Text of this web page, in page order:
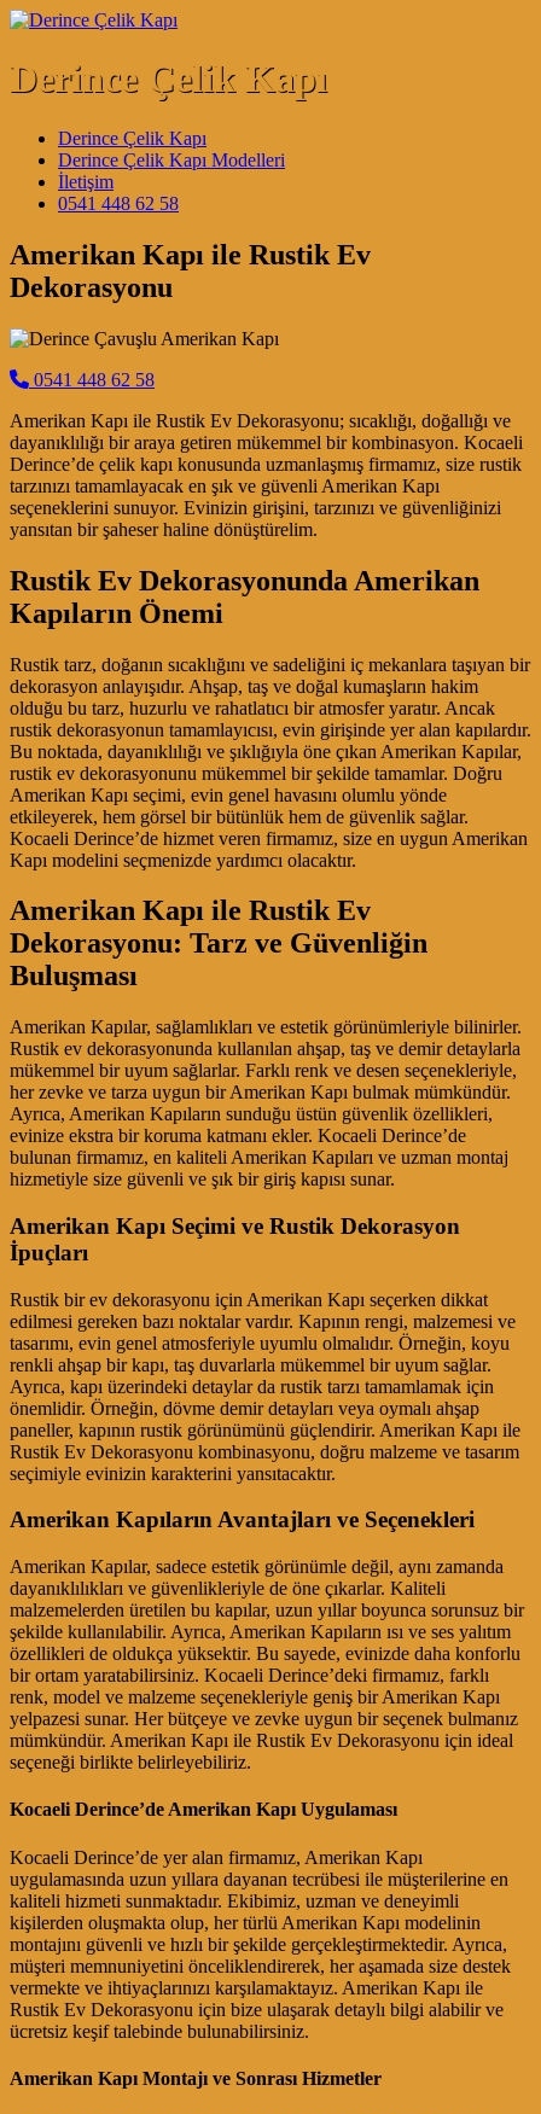
Skip to content
Derince Çelik Kapı
Main Navigation
Derince Çelik Kapı
Derince Çelik Kapı Modelleri
İletişim
0541 448 62 58
Amerikan Kapı ile Rustik Ev
Dekorasyonu
0541 448 62 58
Amerikan Kapı ile Rustik Ev Dekorasyonu; sıcaklığı, doğallığı ve
dayanıklılığı bir araya getiren mükemmel bir kombinasyon. Kocaeli
Derince’de çelik kapı konusunda uzmanlaşmış firmamız, size rustik
tarzınızı tamamlayacak en şık ve güvenli Amerikan Kapı
seçeneklerini sunuyor. Evinizin girişini, tarzınızı ve güvenliğinizi
yansıtan bir şaheser haline dönüştürelim.
Rustik Ev Dekorasyonunda Amerikan
Kapıların Önemi
Rustik tarz, doğanın sıcaklığını ve sadeliğini iç mekanlara taşıyan bir
dekorasyon anlayışıdır. Ahşap, taş ve doğal kumaşların hakim
olduğu bu tarz, huzurlu ve rahatlatıcı bir atmosfer yaratır. Ancak
rustik dekorasyonun tamamlayıcısı, evin girişinde yer alan kapılardır.
Bu noktada, dayanıklılığı ve şıklığıyla öne çıkan Amerikan Kapılar,
rustik ev dekorasyonunu mükemmel bir şekilde tamamlar. Doğru
Amerikan Kapı seçimi, evin genel havasını olumlu yönde
etkileyerek, hem görsel bir bütünlük hem de güvenlik sağlar.
Kocaeli Derince’de hizmet veren firmamız, size en uygun Amerikan
Kapı modelini seçmenizde yardımcı olacaktır.
Amerikan Kapı ile Rustik Ev
Dekorasyonu: Tarz ve Güvenliğin
Buluşması
Amerikan Kapılar, sağlamlıkları ve estetik görünümleriyle bilinirler.
Rustik ev dekorasyonunda kullanılan ahşap, taş ve demir detaylarla
mükemmel bir uyum sağlarlar. Farklı renk ve desen seçenekleriyle,
her zevke ve tarza uygun bir Amerikan Kapı bulmak mümkündür.
Ayrıca, Amerikan Kapıların sunduğu üstün güvenlik özellikleri,
evinize ekstra bir koruma katmanı ekler. Kocaeli Derince’de
bulunan firmamız, en kaliteli Amerikan Kapıları ve uzman montaj
hizmetiyle size güvenli ve şık bir giriş kapısı sunar.
Amerikan Kapı Seçimi ve Rustik Dekorasyon
İpuçları
Rustik bir ev dekorasyonu için Amerikan Kapı seçerken dikkat
edilmesi gereken bazı noktalar vardır. Kapının rengi, malzemesi ve
tasarımı, evin genel atmosferiyle uyumlu olmalıdır. Örneğin, koyu
renkli ahşap bir kapı, taş duvarlarla mükemmel bir uyum sağlar.
Ayrıca, kapı üzerindeki detaylar da rustik tarzı tamamlamak için
önemlidir. Örneğin, dövme demir detayları veya oymalı ahşap
paneller, kapının rustik görünümünü güçlendirir. Amerikan Kapı ile
Rustik Ev Dekorasyonu kombinasyonu, doğru malzeme ve tasarım
seçimiyle evinizin karakterini yansıtacaktır.
Amerikan Kapıların Avantajları ve Seçenekleri
Amerikan Kapılar, sadece estetik görünümle değil, aynı zamanda
dayanıklılıkları ve güvenlikleriyle de öne çıkarlar. Kaliteli
malzemelerden üretilen bu kapılar, uzun yıllar boyunca sorunsuz bir
şekilde kullanılabilir. Ayrıca, Amerikan Kapıların ısı ve ses yalıtım
özellikleri de oldukça yüksektir. Bu sayede, evinizde daha konforlu
bir ortam yaratabilirsiniz. Kocaeli Derince’deki firmamız, farklı
renk, model ve malzeme seçenekleriyle geniş bir Amerikan Kapı
yelpazesi sunar. Her bütçeye ve zevke uygun bir seçenek bulmanız
mümkündür. Amerikan Kapı ile Rustik Ev Dekorasyonu için ideal
seçeneği birlikte belirleyebiliriz.
Kocaeli Derince’de Amerikan Kapı Uygulaması
Kocaeli Derince’de yer alan firmamız, Amerikan Kapı
uygulamasında uzun yıllara dayanan tecrübesi ile müşterilerine en
kaliteli hizmeti sunmaktadır. Ekibimiz, uzman ve deneyimli
kişilerden oluşmakta olup, her türlü Amerikan Kapı modelinin
montajını güvenli ve hızlı bir şekilde gerçekleştirmektedir. Ayrıca,
müşteri memnuniyetini önceliklendirerek, her aşamada size destek
vermekte ve ihtiyaçlarınızı karşılamaktayız. Amerikan Kapı ile
Rustik Ev Dekorasyonu için bize ulaşarak detaylı bilgi alabilir ve
ücretsiz keşif talebinde bulunabilirsiniz.
Amerikan Kapı Montajı ve Sonrası Hizmetler